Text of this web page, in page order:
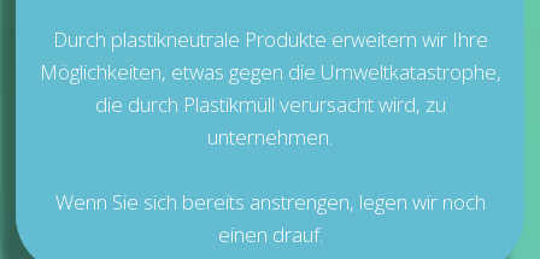
Durch plastikneutrale Produkte erweitern wir Ihre
Möglichkeiten, etwas gegen die Umweltkatastrophe,
die durch Plastikmüll verursacht wird, zu
unternehmen.
Wenn Sie sich bereits anstrengen, legen wir noch
einen drauf.